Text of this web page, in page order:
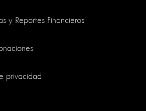
y Reportes Financieros
privacidad